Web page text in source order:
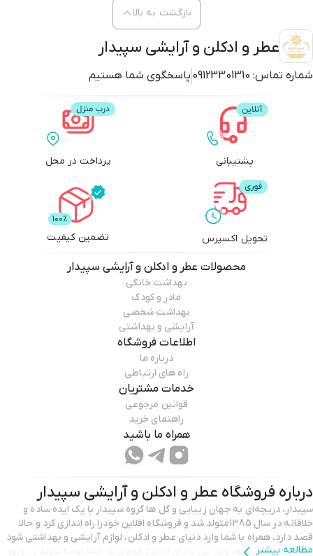
عطر و ادکلن و آرایشی سپیدار
شماره تماس: 09123301310 پاسخگوی شما هستیم
بازگشت به بالا
پشتیبانی پرداخت در محل
تحویل اکسپرس تضمین کیفیت
محصولات عطر و ادکلن و آرایشی سپیدار
بهداشت خانگی
مادر و کودک
بهداشت شخصی
آرایشی و بهداشتی
اطلاعات فروشگاه
درباره ما
راه های ارتباطی
خدمات مشتریان
قوانین مرجوعی
راهنمای خرید
همراه ما باشید
درباره فروشگاه عطر و ادکلن و آرایشی سپیدار
سپیدار، دریچه‌ای به جهان زیبایی و گل ها گروه سپیدار با یک ایده‌ ساده و
خلاقانه در سال 1385متولد شد و فروشگاه افلاین خودرا راه اندازی کرد و حالا
قصد دارد، همراه با شما وارد دنیای عطر و ادکلن، لوازم آرایشی و بهداشتی شود
مطالعه بیشتر